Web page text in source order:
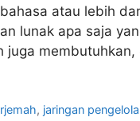
atau lebih
lunak apa saja
juga
, jaringan